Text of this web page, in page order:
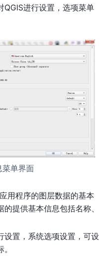
QGIS进行设置，选项菜单
菜单界面
用程序的图层数据的基本
提供基本信息包括名称、
设置，系统选项设置，可设